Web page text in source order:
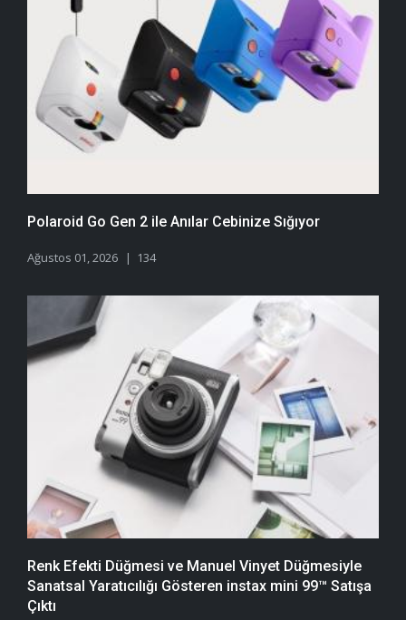
Polaroid Go Gen 2 ile Anılar Cebinize Sığıyor
Ağustos 01, 2026 134
Renk Efekti Düğmesi ve Manuel Vinyet Düğmesiyle
Sanatsal Yaratıcılığı Gösteren instax mini 99™ Satışa
Çıktı